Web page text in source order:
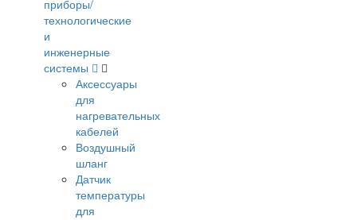
приборы/
технологические
и
инженерные
системы
Аксессуары
для
нагревательных
кабелей
Воздушный
шланг
Датчик
температуры
для